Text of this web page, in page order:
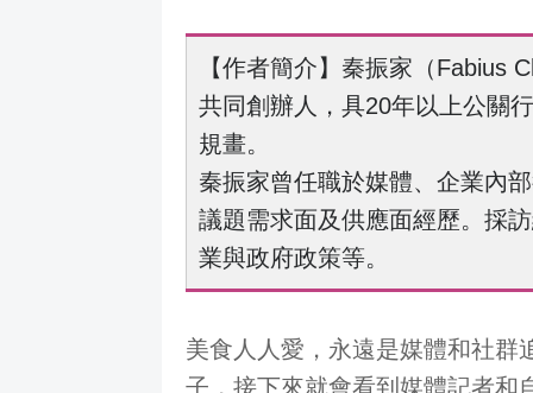
【作者簡介】秦振家（Fabius
共同創辦人，具20年以上公關
規畫。
秦振家曾任職於媒體、企業內
議題需求面及供應面經歷。採
業與政府政策等。
美食人人愛，永遠是媒體和社群
子，接下來就會看到媒體記者和